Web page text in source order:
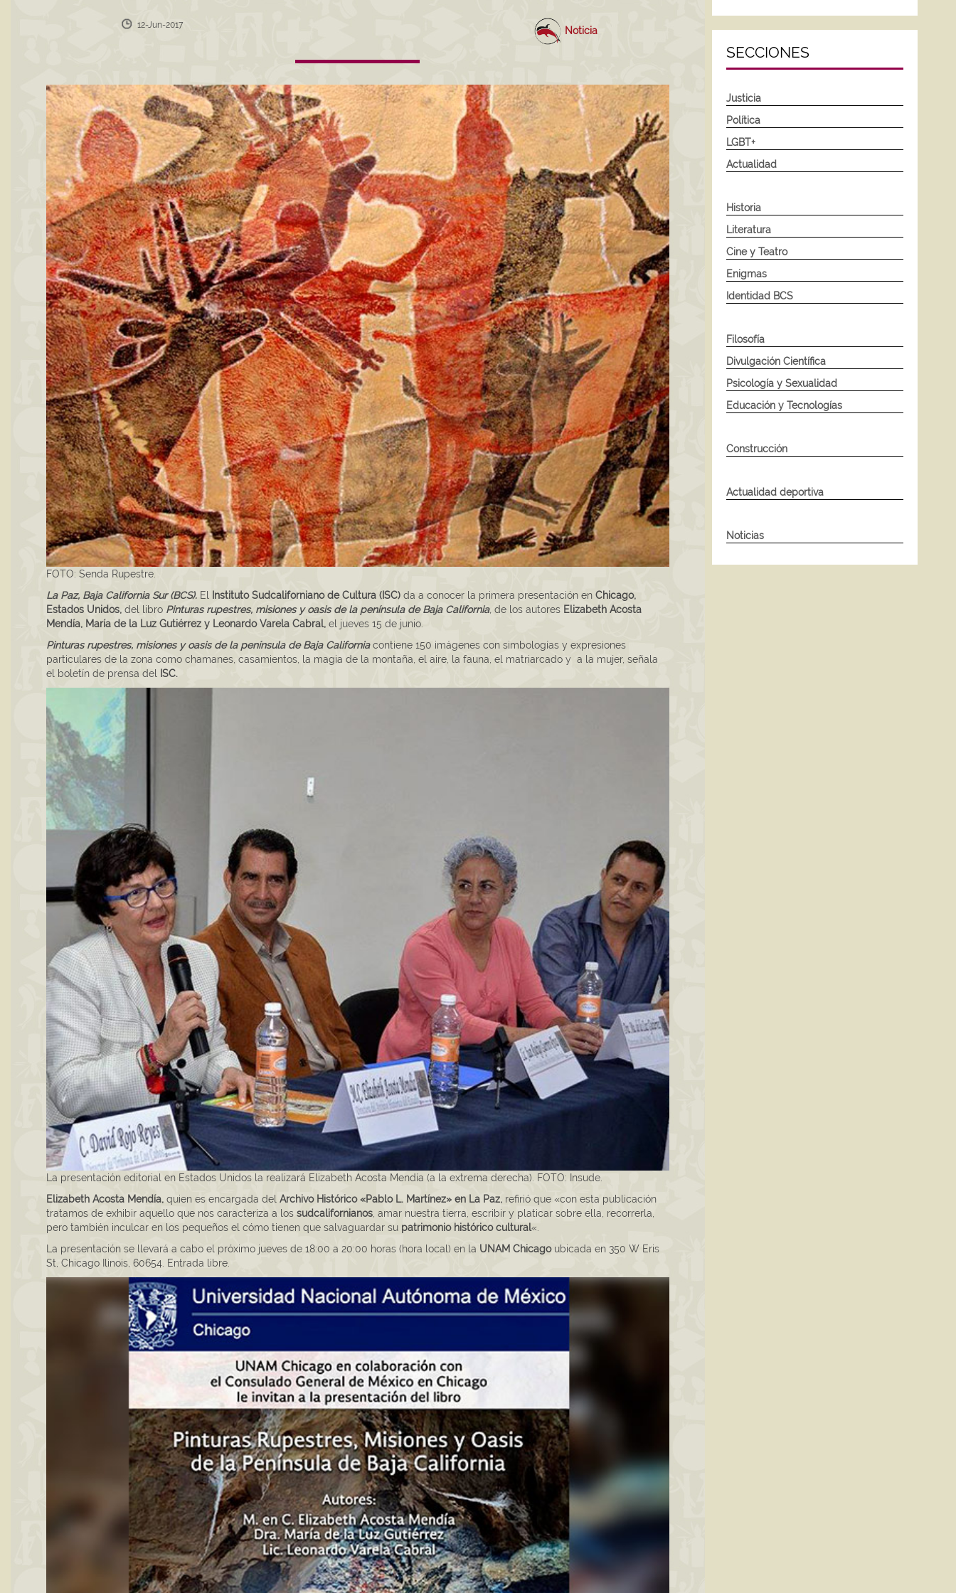
12-Jun-2017 Noticia
FOTO: Senda Rupestre.
La Paz, Baja California Sur (BCS). El Instituto Sudcaliforniano de Cultura (ISC) da a conocer la primera presentación en Chicago,
Estados Unidos, del libro Pinturas rupestres, misiones y oasis de la península de Baja California, de los autores Elizabeth Acosta
Mendía, María de la Luz Gutiérrez y Leonardo Varela Cabral, el jueves 15 de junio.
Pinturas rupestres, misiones y oasis de la península de Baja Californiacontiene 150 imágenes con simbologías y expresiones
particulares de la zona como chamanes, casamientos, la magia de la montaña, el aire, la fauna, el matriarcado y a la mujer, señala
el boletín de prensa del ISC.
La presentación editorial en Estados Unidos la realizará Elizabeth Acosta Mendía (a la extrema derecha). FOTO: Insude.
Elizabeth Acosta Mendía, quien es encargada del Archivo Histórico «Pablo L. Martínez» en La Paz, refirió que «con esta publicación
tratamos de exhibir aquello que nos caracteriza a los sudcalifornianos , amar nuestra tierra, escribir y platicar sobre ella, recorrerla,
pero también inculcar en los pequeños el cómo tienen que salvaguardar su patrimonio histórico cultural«.
La presentación se llevará a cabo el próximo jueves de 18:00 a 20:00 horas (hora local) en la UNAM Chicagoubicada en 350 W Eris
St, Chicago Ilinois, 60654. Entrada libre.
SECCIONES
Justicia
Política
LGBT+
Actualidad
Historia
Literatura
Cine y Teatro
Enigmas
Identidad BCS
Filosofía
Divulgación Científica
Psicología y Sexualidad
Educación y Tecnologías
Construcción
Actualidad deportiva
Noticias